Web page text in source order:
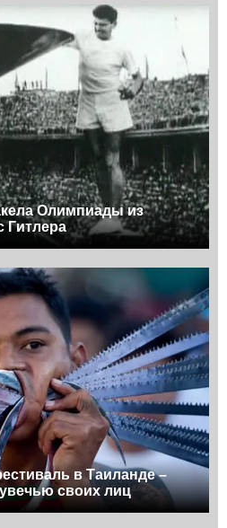
Олимпиады из
Гитлера
в Таиланде –
своих лиц